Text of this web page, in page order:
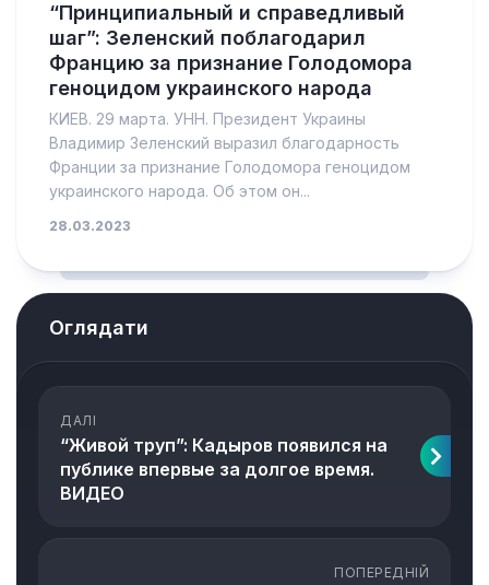
“Принципиальный и справедливый
шаг”: Зеленский поблагодарил
Францию за признание Голодомора
геноцидом украинского народа
КИЕВ. 29 марта. УНН. Президент Украины
Владимир Зеленский выразил благодарность
Франции за признание Голодомора геноцидом
украинского народа. Об этом он...
28.03.2023
Оглядати
ДАЛІ
“Живой труп”: Кадыров появился на
публике впервые за долгое время.
ВИДЕО
ПОПЕРЕДНІЙ